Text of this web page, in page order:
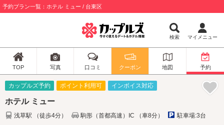
予約プラン一覧：ホテル ミュー / 台東区
検索 マイメニュー
TOP 写真 口コミ クーポン 地図 予約
カップルズ予約 ポイント利用可 インボイス対応
ホテル ミュー
浅草駅 （徒歩4分） 駒形（首都高速）IC （車8分） 駐車場:3台